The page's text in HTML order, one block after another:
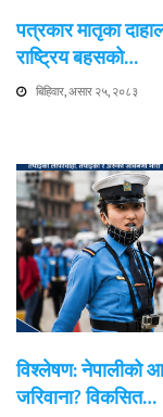
पत्रकार मातृका
राष्ट्रिय बहसको…
बिहिवार, असार २५, २०८३
विश्लेषण: नेपालीको
जरिवाना? विकसित…